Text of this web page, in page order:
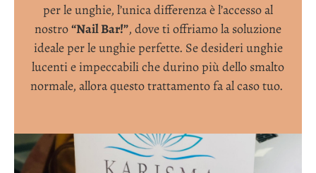
per le unghie, l’unica differenza è l’accesso al
nostro“Nail Bar!”, dove ti offriamo la soluzione
ideale per le unghie perfette. Se desideri unghie
lucenti e impeccabili che durino più dello smalto
normale, allora questo trattamento fa al caso tuo.